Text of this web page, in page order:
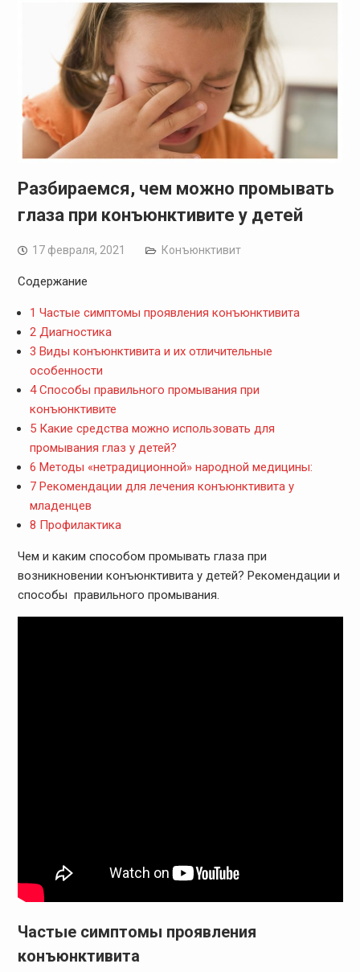
Разбираемся, чем можно промывать
глаза при конъюнктивите у детей
17 февраля, 2021 Конъюнктивит
Содержание
1 Частые симптомы проявления конъюнктивита
2 Диагностика
3 Виды конъюнктивита и их отличительные
особенности
4Способы правильного промывания при
конъюнктивите
5Какие средства можно использовать для
промывания глаз у детей?
6 Методы «нетрадиционной» народной медицины:
7Рекомендации для лечения конъюнктивита у
младенцев
8 Профилактика
Чем и каким способом промывать глаза при
возникновении конъюнктивита у детей? Рекомендации и
способы правильного промывания.
Частые симптомы проявления
конъюнктивита